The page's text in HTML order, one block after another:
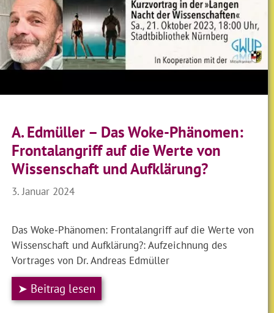
A. Edmüller – Das Woke-Phänomen:
Frontal­angriff auf die Werte von
Wissen­schaft und Auf­klärung?
3. Januar 2024
Das Woke-Phänomen: Frontal­angriff auf die Werte von
Wissen­schaft und Auf­klärung?: Aufzeichnung des
Vortrages von Dr. Andreas Edmüller
➤ Beitrag lesen